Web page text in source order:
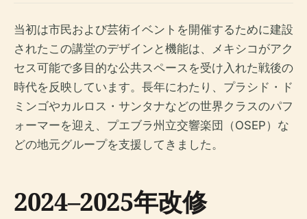
当初は市民および芸術イベントを開催するために建設
されたこの講堂のデザインと機能は、メキシコがアク
セス可能で多目的な公共スペースを受け入れた戦後の
時代を反映しています。長年にわたり、プラシド・ド
ミンゴやカルロス・サンタナなどの世界クラスのパフ
ォーマーを迎え、プエブラ州立交響楽団（OSEP）な
どの地元グループを支援してきました。
2024–2025年改修